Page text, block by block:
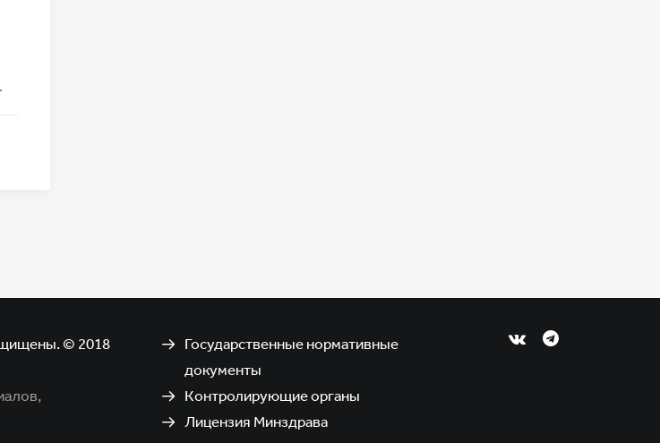
© 2018
Государственные нормативные
документы
Контролирующие органы
Лицензия Минздрава